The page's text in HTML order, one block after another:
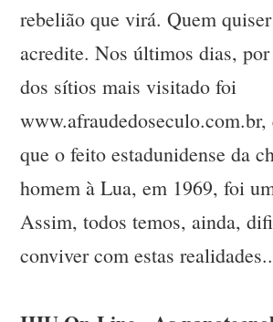
rebelião que virá. Quem
acredite. Nos últimos dias,
dos sítios mais visitado foi
www.afraudedoseculo.com.br,
que o feito estadunidense da
homem à Lua, em 1969, foi
Assim, todos temos, ainda,
conviver com estas